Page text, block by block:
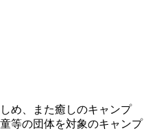
め、また癒しのキャンプ
等の団体を対象のキャンプ